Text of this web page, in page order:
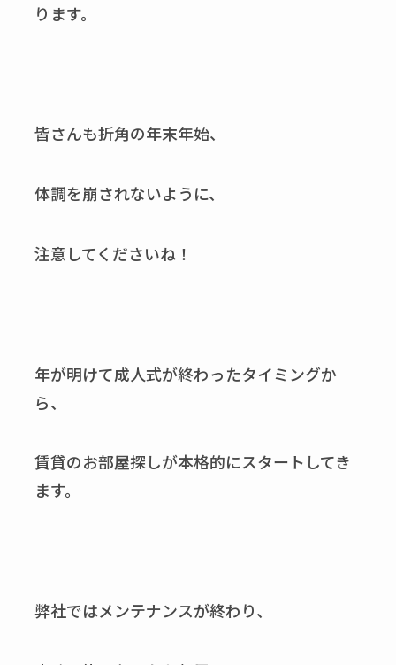
ります。
皆さんも折角の年末年始、
体調を崩されないように、
注意してくださいね！
年が明けて成人式が終わったタイミングか
ら、
賃貸のお部屋探しが本格的にスタートしてき
ます。
弊社ではメンテナンスが終わり、